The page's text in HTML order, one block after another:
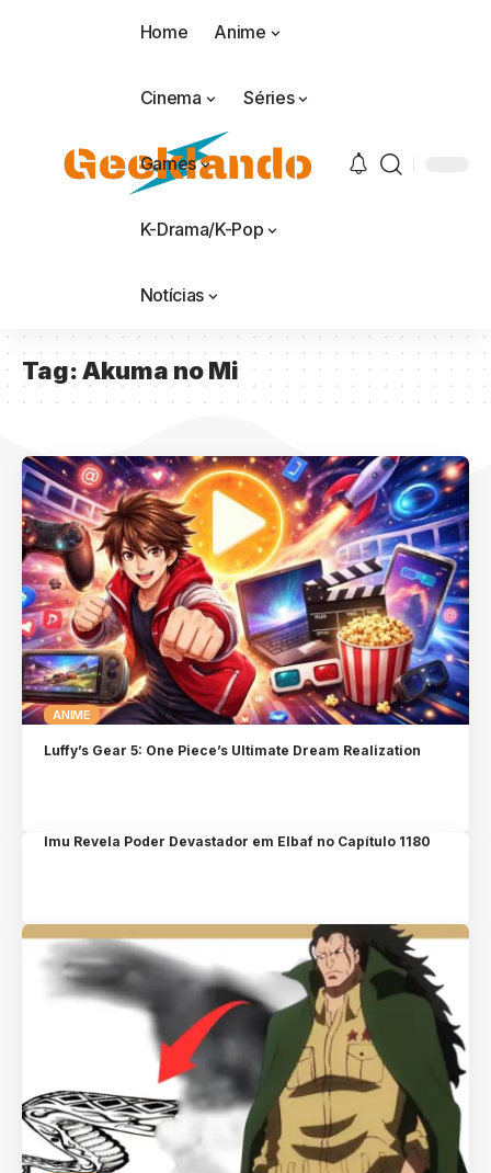
Home Anime
Cinema Séries
Games
K-Drama/K-Pop
Notícias
Tag:Akuma no Mi
ANIME
Luffy’s Gear 5: One Piece’s Ultimate Dream Realization
Imu Revela Poder Devastador em Elbaf no Capítulo 1180